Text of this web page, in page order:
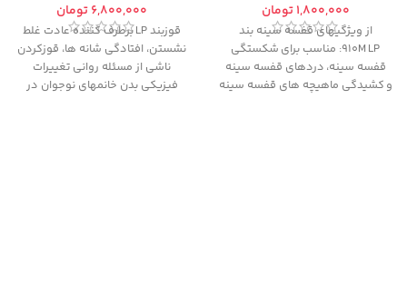
تومان
از ویژگیهای قفسه سینه بند
910M LP: مناسب برای شکستگی
قفسه سینه، دردهای قفسه سینه
و کشیدگی ماهیچه های قفسه سینه
تومان
قوزبند LP برطرف کننده عادت غلط
نشستن، افتادگی شانه ها، قوزکردن
ناشی از مسئله روانی تغییرات
فیزیکی بدن خانمهای نوجوان در